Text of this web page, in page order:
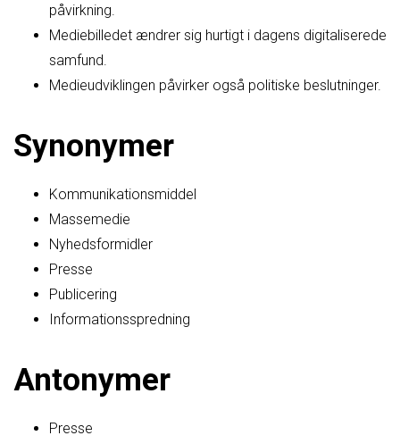
påvirkning.
Mediebilledet ændrer sig hurtigt i dagens digitaliserede
samfund.
Medieudviklingen påvirker også politiske beslutninger.
Synonymer
Kommunikationsmiddel
Massemedie
Nyhedsformidler
Presse
Publicering
Informationsspredning
Antonymer
Presse